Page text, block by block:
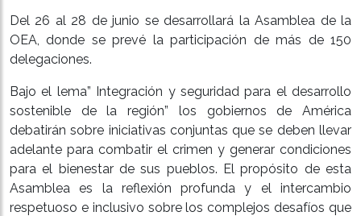
Del 26 al 28 de junio se desarrollará la Asamblea de la
OEA, donde se prevé la participación de más de 150
delegaciones.
Bajo el lema” Integración y seguridad para el desarrollo
sostenible de la región” los gobiernos de América
debatirán sobre iniciativas conjuntas que se deben llevar
adelante para combatir el crimen y generar condiciones
para el bienestar de sus pueblos. El propósito de esta
Asamblea es la reflexión profunda y el intercambio
respetuoso e inclusivo sobre los complejos desafíos que